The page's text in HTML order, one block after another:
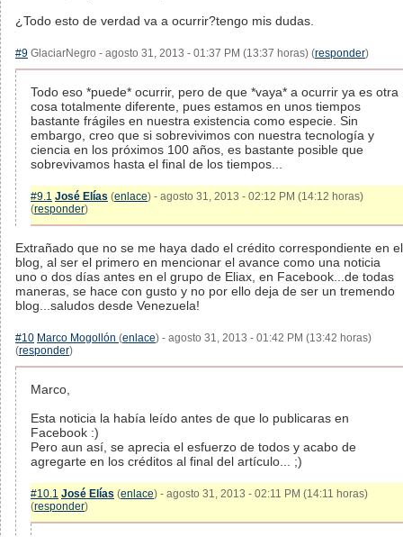
¿Todo esto de verdad va a ocurrir?tengo mis dudas.
#9 GlaciarNegro - agosto 31, 2013 - 01:37 PM (13:37 horas) (responder)
Todo eso *puede* ocurrir, pero de que *vaya* a ocurrir ya es otra
cosa totalmente diferente, pues estamos en unos tiempos
bastante frágiles en nuestra existencia como especie. Sin
embargo, creo que si sobrevivimos con nuestra tecnología y
ciencia en los próximos 100 años, es bastante posible que
sobrevivamos hasta el final de los tiempos...
#9.1 José Elías (enlace) - agosto 31, 2013 - 02:12 PM (14:12 horas)
(responder)
Extrañado que no se me haya dado el crédito correspondiente en el
blog, al ser el primero en mencionar el avance como una noticia
uno o dos días antes en el grupo de Eliax, en Facebook...de todas
maneras, se hace con gusto y no por ello deja de ser un tremendo
blog...saludos desde Venezuela!
#10 Marco Mogollón (enlace) - agosto 31, 2013 - 01:42 PM (13:42 horas)
(responder)
Marco,
Esta noticia la había leído antes de que lo publicaras en
Facebook :)
Pero aun así, se aprecia el esfuerzo de todos y acabo de
agregarte en los créditos al final del artículo... ;)
#10.1 José Elías (enlace) - agosto 31, 2013 - 02:11 PM (14:11 horas)
(responder)